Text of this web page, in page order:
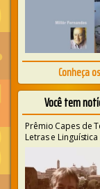
Conheça
Você tem
Prêmio Capes de
Letras e Linguística